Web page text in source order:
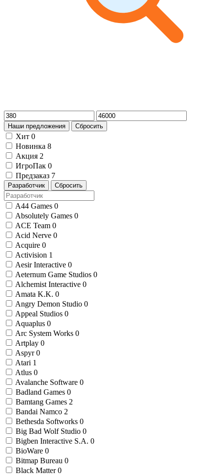
Наши предложения Сбросить
Хит 0
Новинка 8
Акция 2
ИгроПак 0
Предзаказ 7
Разработчик Сбросить
A44 Games 0
Absolutely Games 0
ACE Team 0
Acid Nerve 0
Acquire 0
Activision 1
Aesir Interactive 0
Aeternum Game Studios 0
Alchemist Interactive 0
Amata K.K. 0
Angry Demon Studio 0
Appeal Studios 0
Aquaplus 0
Arc System Works 0
Artplay 0
Aspyr 0
Atari 1
Atlus 0
Avalanche Software 0
Badland Games 0
Bamtang Games 2
Bandai Namco 2
Bethesda Softworks 0
Big Bad Wolf Studio 0
Bigben Interactive S.A. 0
BioWare 0
Bitmap Bureau 0
Black Matter 0